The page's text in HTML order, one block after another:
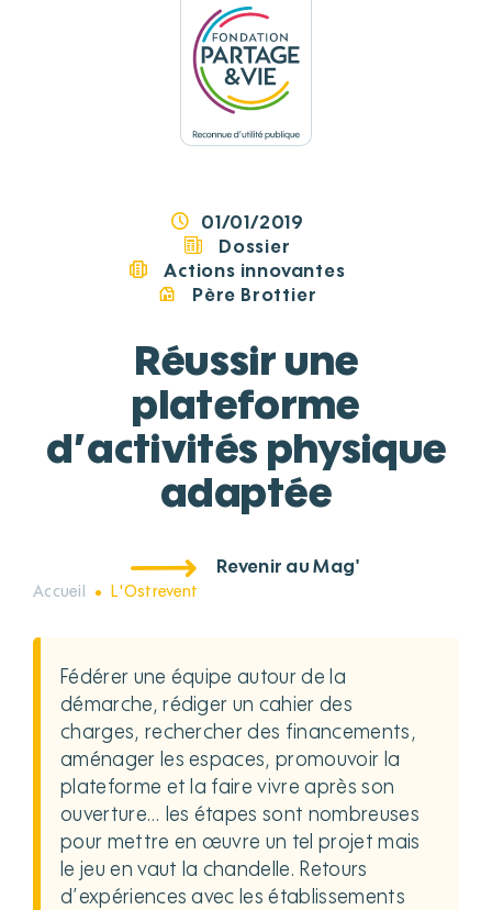
01/01/2019
Dossier
Actions innovantes
Père Brottier
Réussir une
plateforme
d’activités physique
adaptée
Revenir au Mag'
Accueil L'Ostrevent
Fédérer une équipe autour de la
démarche, rédiger un cahier des
charges, rechercher des financements,
aménager les espaces, promouvoir la
plateforme et la faire vivre après son
ouverture… les étapes sont nombreuses
pour mettre en œuvre un tel projet mais
le jeu en vaut la chandelle. Retours
d’expériences avec les établissements
Panneau de gestion des cookies